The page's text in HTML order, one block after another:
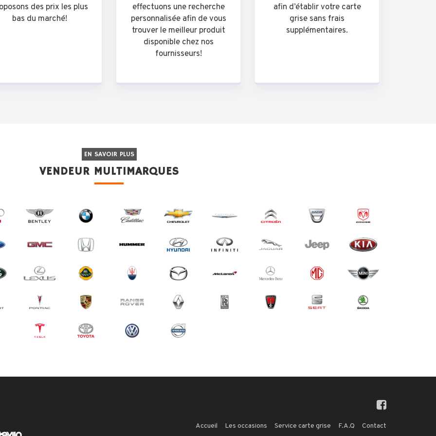
des prix les plus
bas du marché!
effectuons une recherche
personnalisée afin de vous
trouver le meilleur produit
disponible chez nos
fournisseurs!
afin d’établir votre carte
grise sans frais
supplémentaires.
EN SAVOIR PLUS
VENDEUR MULTIMARQUES
Accueil Les occasions Service carte grise F.A.Q Contact